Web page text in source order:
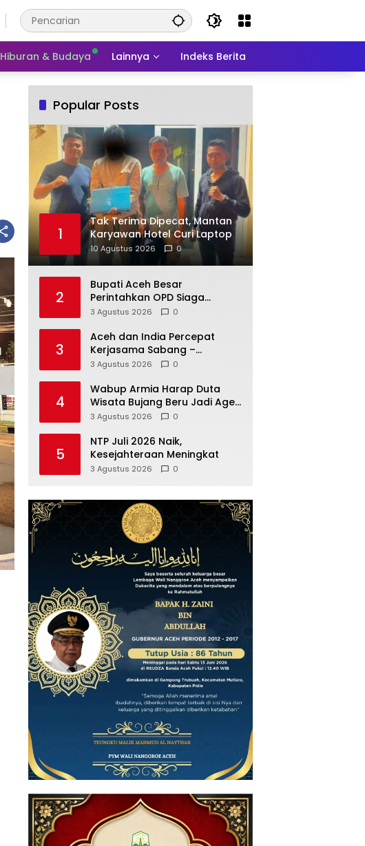
Hiburan & Budaya Lainnya Indeks Berita
Popular Posts
1
Tak Terima Dipecat, Mantan
Karyawan Hotel Curi Laptop
10 Agustus 2026 0
2
Bupati Aceh Besar
Perintahkan OPD Siaga
Hadapi Kekeringan
3 Agustus 2026 0
3
Aceh dan India Percepat
Kerjasama Sabang –
Andaman, Staf Khusus Wali
Kerja Sama Strategis
3 Agustus 2026 0
4
Wabup Armia Harap Duta
Wisata Bujang Beru Jadi Agen
Perubahan
3 Agustus 2026 0
5
NTP Juli 2026 Naik,
Kesejahteraan Meningkat
3 Agustus 2026 0